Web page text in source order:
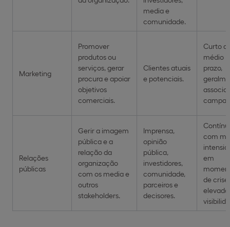
media e
comunidade.
Marketing
Promover
produtos ou
serviços, gerar
procura e apoiar
objetivos
comerciais.
Clientes atuais
e potenciais.
Curto a
médio
prazo,
Relações
públicas
Gerir a imagem
pública e a
relação da
organização
com os media e
outros
stakeholders.
Imprensa,
opinião
pública,
investidores,
comunidade,
parceiros e
decisores.
com
em
de crise
elevada